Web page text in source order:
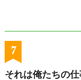
7
それは俺たちの